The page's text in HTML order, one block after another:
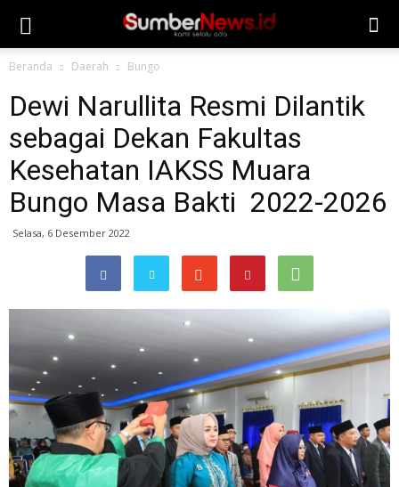
Beranda Daerah Bungo
Dewi Narullita Resmi Dilantik
sebagai Dekan Fakultas
Kesehatan IAKSS Muara
Bungo Masa Bakti 2022-2026
Selasa, 6 Desember 2022